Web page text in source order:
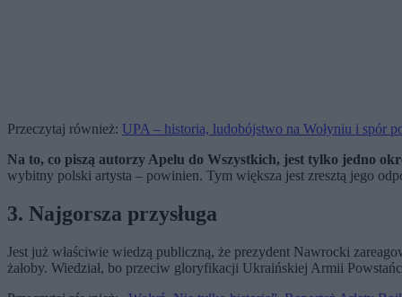
Przeczytaj również: UPA – historia, ludobójstwo na Wołyniu i spór
Na to, co piszą autorzy Apelu do Wszystkich, jest tylko jedno
wybitny polski artysta – powinien. Tym większa jest zresztą jego
3. Najgorsza przysługa
Jest już właściwie wiedzą publiczną, że prezydent Nawrocki
żałoby. Wiedział, bo przeciw gloryfikacji Ukraińskiej Armii